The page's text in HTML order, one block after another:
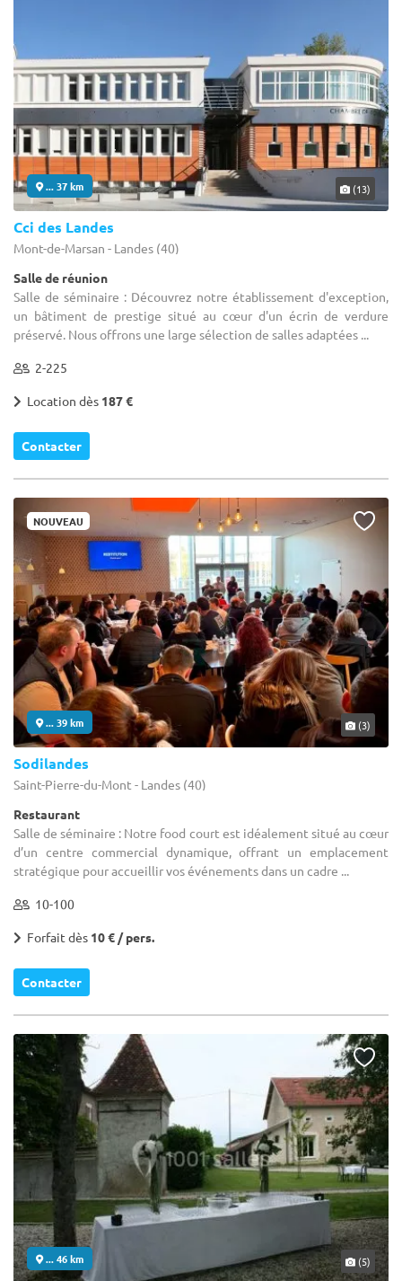
... 37 km (13)
Cci des Landes
Mont-de-Marsan - Landes (40)
Salle de réunion
Salle de séminaire : Découvrez notre établissement d'exception,
un bâtiment de prestige situé au cœur d'un écrin de verdure
préservé. Nous offrons une large sélection de salles adaptées ...
2-225
Location dès 187 €
Contacter
NOUVEAU
... 39 km (3)
Sodilandes
Saint-Pierre-du-Mont - Landes (40)
Restaurant
Salle de séminaire : Notre food court est idéalement situé au cœur
d’un centre commercial dynamique, offrant un emplacement
stratégique pour accueillir vos événements dans un cadre ...
10-100
Forfait dès 10 € / pers.
Contacter
... 46 km (5)